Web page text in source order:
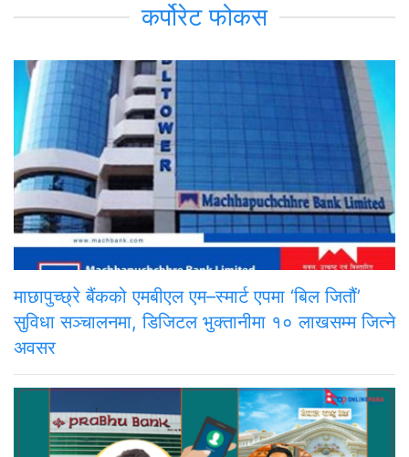
कर्पोरेट फोकस
माछापुच्छ्रे बैंकको एमबीएल एम–स्मार्ट एपमा ‘बिल जितौं’
सुविधा सञ्चालनमा, डिजिटल भुक्तानीमा १० लाखसम्म जित्ने
अवसर